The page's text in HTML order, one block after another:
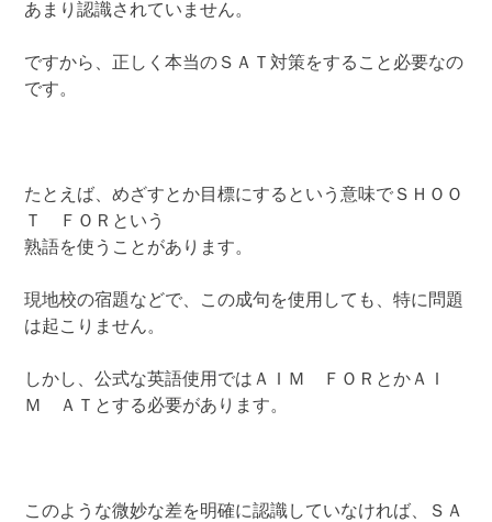
あまり認識されていません。
ですから、正しく本当のＳＡＴ対策をすること必要なの
です。
たとえば、めざすとか目標にするという意味でＳＨＯＯ
Ｔ ＦＯＲという
熟語を使うことがあります。
現地校の宿題などで、この成句を使用しても、特に問題
は起こりません。
しかし、公式な英語使用ではＡＩＭ ＦＯＲとかＡＩ
Ｍ ＡＴとする必要があります。
このような微妙な差を明確に認識していなければ、ＳＡ